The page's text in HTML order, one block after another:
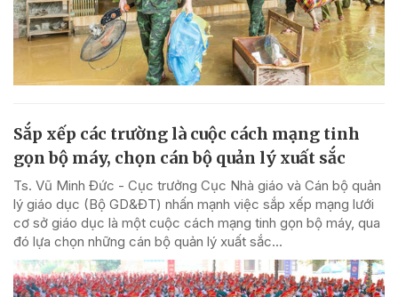
Sắp xếp các trường là cuộc cách mạng tinh
gọn bộ máy, chọn cán bộ quản lý xuất sắc
Ts. Vũ Minh Đức - Cục trưởng Cục Nhà giáo và Cán bộ quản
lý giáo dục (Bộ GD&ĐT) nhấn mạnh việc sắp xếp mạng lưới
cơ sở giáo dục là một cuộc cách mạng tinh gọn bộ máy, qua
đó lựa chọn những cán bộ quản lý xuất sắc...